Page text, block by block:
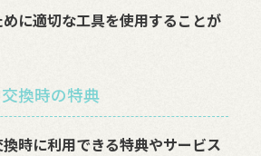
に適切な工具を使用することが
換時の特典
時に利用できる特典やサービス